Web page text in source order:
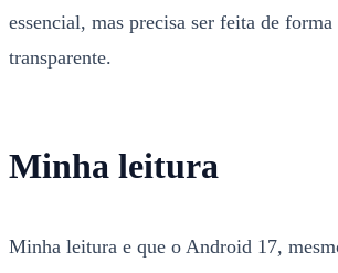
essencial, mas precisa ser feita de forma
transparente.
Minha leitura
Minha leitura e que o Android 17,